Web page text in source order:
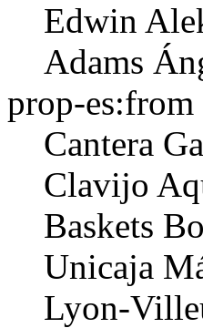
Edwin
Adams
prop-es:from
Cantera
Clavijo
Baskets
Unicaja
Lyon-